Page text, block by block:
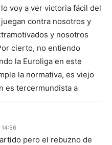
voy a ver victoria fácil del
contra nosotros y
y nosotros
cierto, no entiendo
la Euroliga en este
la normativa, es viejo
es tercermundista a
pero el rebuzno de